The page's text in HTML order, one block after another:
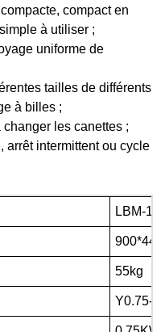
compact en
à utiliser ;
uniforme de
tailles de différents
à billes ;
les canettes ;
arrêt intermittent ou cycle
LBM-15
55kg
Y0.75-